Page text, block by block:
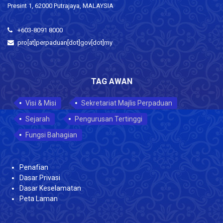
Presint 1, 62000 Putrajaya, MALAYSIA
+603-8091 8000
pro[at]perpaduan[dot]gov[dot]my
TAG AWAN
Visi & Misi
Sekretariat Majlis Perpaduan
Sejarah
Pengurusan Tertinggi
Fungsi Bahagian
Penafian
Dasar Privasi
Dasar Keselamatan
Peta Laman